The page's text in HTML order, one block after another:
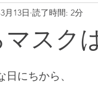
ONLINE SHOP
スク
月13日 読了時間: 2分
にちから、